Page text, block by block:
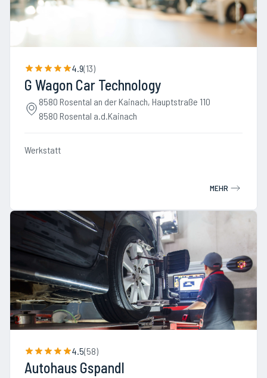
4.9(13)
G Wagon Car Technology
8580 Rosental an der Kainach, Hauptstraße 110
8580 Rosental a.d.Kainach
Werkstatt
MEHR
4.5(58)
Autohaus Gspandl